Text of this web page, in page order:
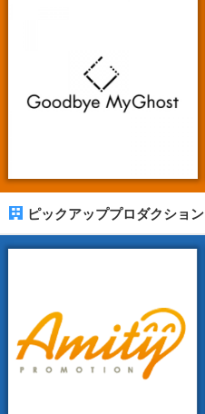
ピックアッププロダクション